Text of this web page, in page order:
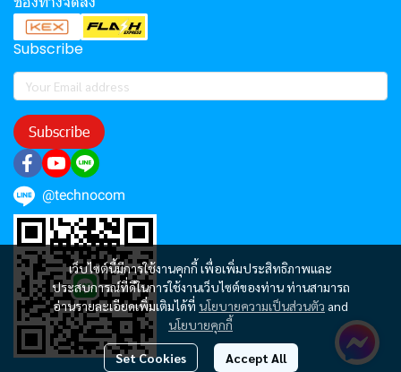
เว็บไซต์นี้มีการใช้งานคุกกี้ เพื่อเพิ่มประสิทธิภาพและ
ประสบการณ์ที่ดีในการใช้งานเว็บไซต์ของท่าน ท่านสามารถ
อ่านรายละเอียดเพิ่มเติมได้ที่ นโยบายความเป็นส่วนตัว and
นโยบายคุกกี้
Set Cookies Accept All
Subscribe
Subscribe
@technocom